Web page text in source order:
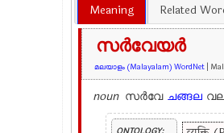
Meaning Related
സര്‍വേയര്‍
മലയാളം (Malayalam) WordNet|
noun സര്‍വേ ചങ്ങല